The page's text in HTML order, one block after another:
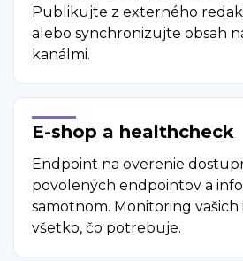
Publikujte z externého
alebo synchronizujte obsah
kanálmi.
E-shop a healthcheck
Endpoint na overenie
povolených endpointov a
samotnom. Monitoring vašich
všetko, čo potrebuje.